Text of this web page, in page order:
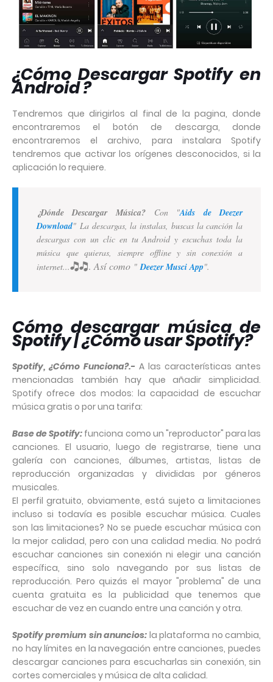
¿Cómo Descargar Spotify en
Android ?
Tendremos que dirigirlos al final de la pagina, donde
encontraremos el botón de descarga, donde
encontraremos el archivo, para instalara Spotify
tendremos que activar los orígenes desconocidos, si la
aplicación lo requiere.
¿Dónde Descargar Música?Con "Aids de Deezer
Download" La descargas, la instalas, buscas la canción la
descargas con un clic en tu Android y escuchas toda la
música que quieras, siempre offline y sin conexión a
internet...🎝🎝. Así como " Deezer Musci App".
Cómo descargar música de
Spotify |¿Cómo usar Spotify?
Spotify, ¿Cómo Funciona?.- A las características antes
mencionadas también hay que añadir simplicidad.
Spotify ofrece dos modos: la capacidad de escuchar
música gratis o por una tarifa:
Base de Spotify: funciona como un "reproductor" para las
canciones. El usuario, luego de registrarse, tiene una
galería con canciones, álbumes, artistas, listas de
reproducción organizadas y divididas por géneros
musicales.
El perfil gratuito, obviamente, está sujeto a limitaciones
incluso si todavía es posible escuchar música. Cuales
son las limitaciones? No se puede escuchar música con
la mejor calidad, pero con una calidad media. No podrá
escuchar canciones sin conexión ni elegir una canción
específica, sino solo navegando por sus listas de
reproducción. Pero quizás el mayor "problema" de una
cuenta gratuita es la publicidad que tenemos que
escuchar de vez en cuando entre una canción y otra.
Spotify premium sin anuncios: la plataforma no cambia,
no hay límites en la navegación entre canciones, puedes
descargar canciones para escucharlas sin conexión, sin
cortes comerciales y música de alta calidad.